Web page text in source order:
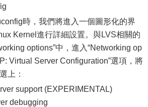
時，我們將進入一個圖形化的界
Kernel進行詳細設置。與LVS相關的
options”中，進入“Networking op
Virtual Server Configuration”選項，將
上：
support (EXPERIMENTAL)
debugging